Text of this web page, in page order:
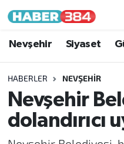
Nevşehir Siyaset
HABERLER NEVŞEHIR
Nevşehir
dolandırıcı
Nöbetçi Eczaneler
Hava Durumu
Trafik Durumu